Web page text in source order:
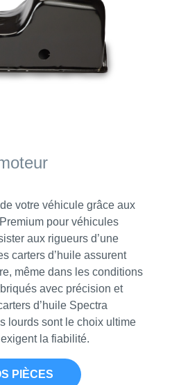
votre véhicule grâce aux
pour véhicules
aux rigueurs d’une
carters d’huile assurent
même dans les conditions
avec précision et
d’huile Spectra
lourds sont le choix ultime
la fiabilité.
PIÈCES